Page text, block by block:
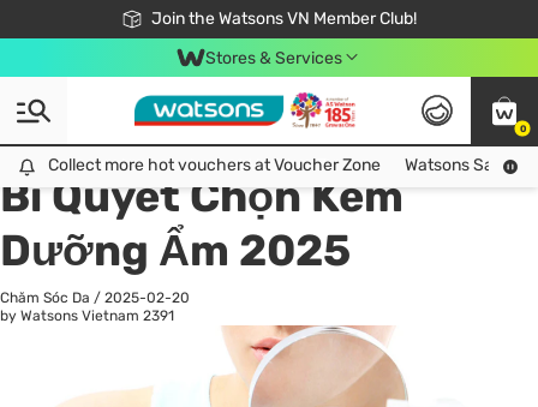
Join the Watsons VN Member Club!
Free Shipping For Order From 249,000Đ
24h Fast delivery in Hồ Chí Minh City
Stores & Services
0
Collect more hot vouchers at Voucher Zone
Collect more hot vouchers at Voucher Zone Watsons Safety
All
Chăm Sóc Cá Nhân
Bí Quyết Chọn Kem
Dưỡng Ẩm 2025
Chăm Sóc Da / 2025-02-20
by Watsons Vietnam 2391